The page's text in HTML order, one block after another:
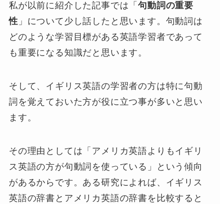
私が以前に紹介した記事では「句動詞の重要
性 」について少し話したと思います。句動詞は
どのような学習目標がある英語学習者であって
も重要になる知識だと思います。
そして、イギリス英語の学習者の方は特に句動
詞を覚えておいた方が役に立つ事が多いと思い
ます。
その理由としては「アメリカ英語よりもイギリ
ス英語の方が句動詞を使っている」という傾向
があるからです。ある研究によれば、イギリス
英語の辞書とアメリカ英語の辞書を比較すると